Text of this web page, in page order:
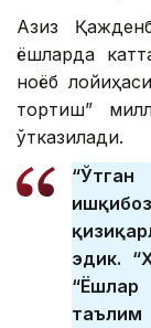
Азиз
ёшларда
ноёб
тортиш”
ўтказилади.
эдик.